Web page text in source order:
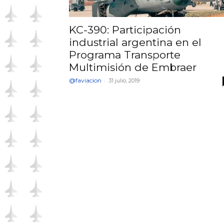
KC-390: Participación
industrial argentina en el
Programa Transporte
Multimisión de Embraer
@faviacion - 31 julio, 2019